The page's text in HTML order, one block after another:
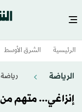
الرئيسية الشرق الأوسط​
الرياضة
إنزاغي... متهم